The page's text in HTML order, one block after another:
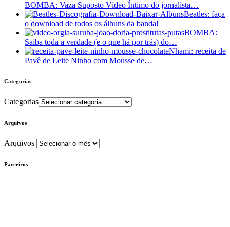
BOMBA: Vaza Suposto Vídeo Íntimo do jornalista…
Beatles: faça
o download de todos os álbuns da banda!
BOMBA:
Saiba toda a verdade (e o que há por trás) do…
Nhami: receita de
Pavê de Leite Ninho com Mousse de…
Categorias
Categorias
Arquivos
Arquivos
Parceiros